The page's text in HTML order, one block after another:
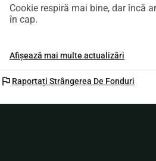
Cookie respiră mai bine, dar încă
în cap.
Afișează mai multe actualizări
flag Raportați Strângerea De Fonduri